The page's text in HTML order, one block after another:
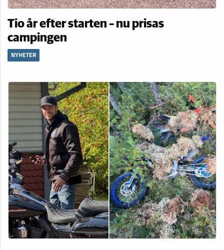
Tio år efter starten – nu prisas
campingen
NYHETER